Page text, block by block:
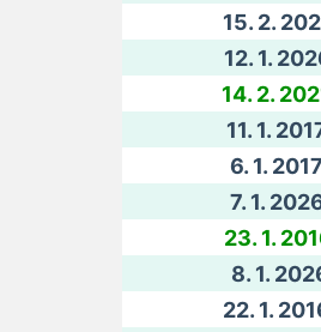
15. 2.
12. 1.
14. 2.
11. 1.
6. 1.
7. 1.
23. 1.
8. 1.
22. 1.